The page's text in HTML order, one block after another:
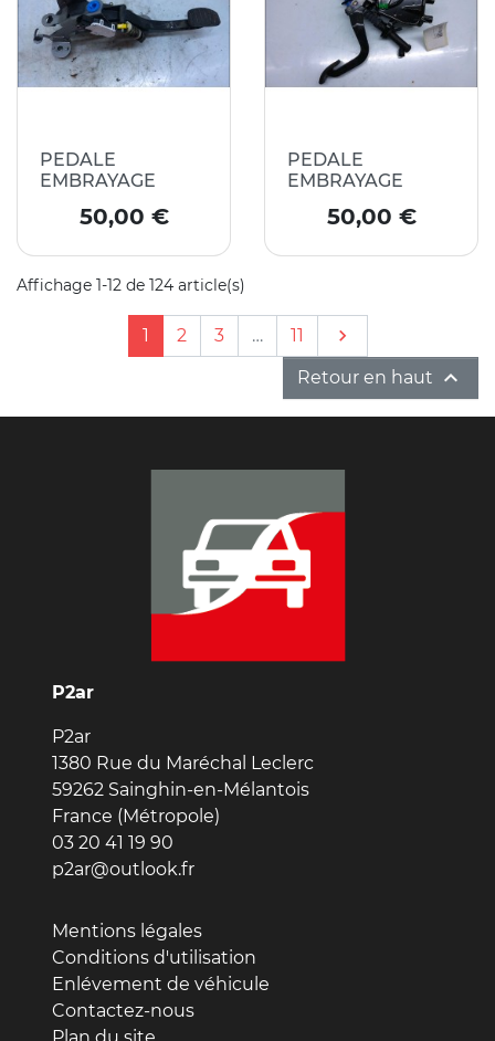
PEDALE
EMBRAYAGE
Prix
50,00 €
PEDALE
EMBRAYAGE
Prix
50,00 €
Affichage 1-12 de 124 article(s)
1 2 3 … 11 Suivant

Retour en haut 
P2ar
P2ar
1380 Rue du Maréchal Leclerc
59262 Sainghin-en-Mélantois
France (Métropole)
03 20 41 19 90
p2ar@outlook.fr
Mentions légales
Conditions d'utilisation
Enlévement de véhicule
Contactez-nous